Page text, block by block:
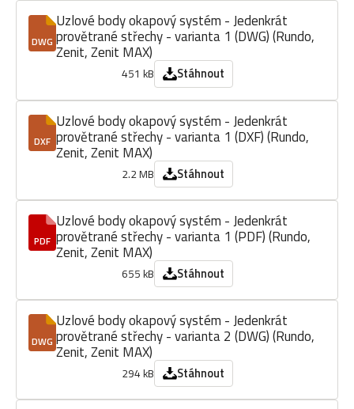
DWG
Uzlové body okapový systém - Jedenkrát
provětrané střechy - varianta 1 (DWG) (Rundo,
Zenit, Zenit MAX)
451 kB Stáhnout
DXF
Uzlové body okapový systém - Jedenkrát
provětrané střechy - varianta 1 (DXF) (Rundo,
Zenit, Zenit MAX)
2.2 MB Stáhnout
PDF
Uzlové body okapový systém - Jedenkrát
provětrané střechy - varianta 1 (PDF) (Rundo,
Zenit, Zenit MAX)
655 kB Stáhnout
DWG
Uzlové body okapový systém - Jedenkrát
provětrané střechy - varianta 2 (DWG) (Rundo,
Zenit, Zenit MAX)
294 kB Stáhnout